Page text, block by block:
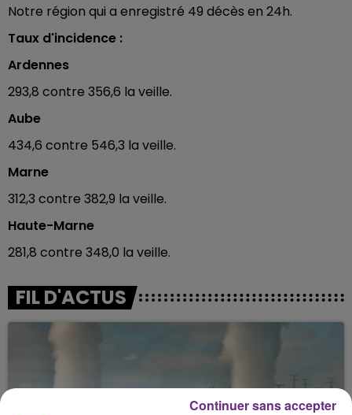
Notre région qui a enregistré 49 décès en 24h.
Taux d'incidence :
Ardennes
293,8 contre 356,6 la veille.
Aube
434,6 contre 546,3 la veille.
Marne
312,3 contre 382,9 la veille.
Haute-Marne
281,8 contre 348,0 la veille.
FIL D'ACTUS
Continuer sans accepter